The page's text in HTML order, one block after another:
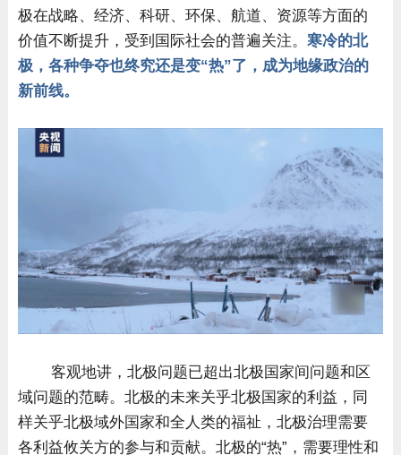
极在战略、经济、科研、环保、航道、资源等方面的
价值不断提升，受到国际社会的普遍关注。寒冷的北
极，各种争夺也终究还是变“热”了，成为地缘政治的
新前线。
客观地讲，北极问题已超出北极国家间问题和区
域问题的范畴。北极的未来关乎北极国家的利益，同
样关乎北极域外国家和全人类的福祉，北极治理需要
各利益攸关方的参与和贡献。北极的“热”，需要理性和